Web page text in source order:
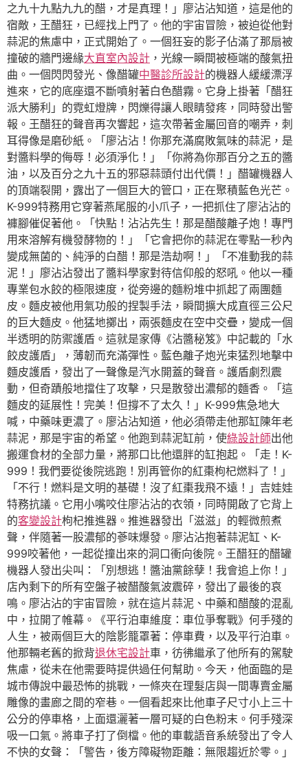
之九十九點九九的醋，才是真理！」廖沾沾知道，這是他的
宿敵，王醋狂，已經找上門了。他的宇宙冒險，被迫從他對
蒜泥的焦慮中，正式開始了。一個狂妄的影子佔滿了那扇被
撞破的牆門邊緣大直室內設計 ，光線一瞬間被極端的酸氣扭
曲。一個閃閃發光、像醋罐中醫診所設計的機器人緩緩漂浮
進來，它的底座還不斷噴射著白色醋霧。它身上掛著「醋狂
派大勝利」的霓虹燈牌，閃爍得讓人眼睛發疼，同時發出警
報。王醋狂的聲音再次響起，這次帶著金屬回音的嘲弄，刺
耳得像是磨砂紙。「廖沾沾！你那充滿腐敗氣味的蒜泥，是
對醬料學的侮辱！必須淨化！」「你將為你那百分之五的醬
油，以及百分之九十五的邪惡蒜頭付出代價！」醋罐機器人
的頂端裂開，露出了一個巨大的管口，正在聚積藍色光芒。
K-999特務用它穿著燕尾服的小爪子，一把抓住了廖沾沾的
褲腳催促著他。「快點！沾沾先生！那是醋酸離子炮！專門
用來溶解有機發酵物的！」「它會把你的蒜泥在零點一秒內
變成無菌的、純淨的白醋！那是浩劫啊！」「不准動我的蒜
泥！」廖沾沾發出了醬料學家對待信仰般的怒吼。他以一種
專業包水餃的極限速度，從旁邊的麵粉堆中抓起了兩團麵
皮。麵皮被他用氣功般的捏製手法，瞬間擴大成直徑三公尺
的巨大麵皮。他猛地擲出，兩張麵皮在空中交疊，變成一個
半透明的防禦護盾。這就是家傳《沾醬秘笈》中記載的「水
餃皮護盾」，薄韌而充滿彈性。藍色離子炮光束猛烈地擊中
麵皮護盾，發出了一聲像是汽水開蓋的聲音。護盾劇烈震
動，但奇蹟般地擋住了攻擊，只是散發出濃郁的麵香。「這
麵皮的延展性！完美！但撐不了太久！」K-999焦急地大
喊，中藥味更濃了。廖沾沾知道，他必須帶走他那缸陳年老
蒜泥，那是宇宙的希望。他跑到蒜泥缸前，使綠設計師出他
搬運食材的全部力量，將那口比他還胖的缸抱起。「走！K-
999！我們要從後院逃跑！別再管你的紅棗枸杞燃料了！」
「不行！燃料是文明的基礎！沒了紅棗我飛不遠！」吉娃娃
特務抗議。它用小嘴咬住廖沾沾的衣領，同時開啟了它背上
的客變設計枸杞推進器。推進器發出「滋滋」的輕微煎煮
聲，伴隨著一股濃郁的蔘味爆發。廖沾沾抱著蒜泥缸、K-
999咬著他，一起從撞出來的洞口衝向後院。王醋狂的醋罐
機器人發出尖叫：「別想逃！醬油黨餘孽！我會追上你！」
店內剩下的所有空盤子被醋酸氣波震碎，發出了最後的哀
鳴。廖沾沾的宇宙冒險，就在這片蒜泥、中藥和醋酸的混亂
中，拉開了帷幕。《平行泊車維度：車位爭奪戰》何手殘的
人生，被兩個巨大的陰影籠罩著：停車費，以及平行泊車。
他那輛老舊的掀背退休宅設計車，彷彿繼承了他所有的駕駛
焦慮，從未在他需要時提供過任何幫助。今天，他面臨的是
城市傳說中最恐怖的挑戰，一條夾在理髮店與一間專賣金屬
雕像的畫廊之間的窄巷。一個看起來比他車子尺寸小上三十
公分的停車格，上面還灑著一層可疑的白色粉末。何手殘深
吸一口氣。將車子打了倒檔。他的車載語音系統發出了令人
不快的女聲：「警告，後方障礙物距離：無限趨近於零。」